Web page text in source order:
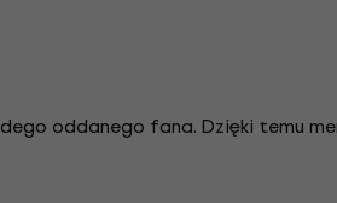
oddanego fana. Dzięki temu